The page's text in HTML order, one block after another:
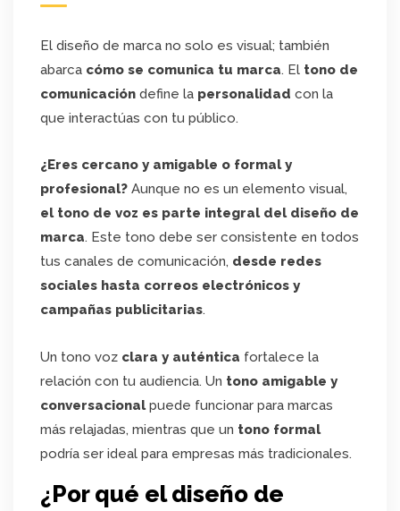
El diseño de marca no solo es visual; también
abarca cómo se comunica tu marca. El tono de
comunicación define la personalidad con la
que interactúas con tu público.
¿Eres cercano y amigable o formal y
profesional? Aunque no es un elemento visual,
el tono de voz es parte integral del diseño de
marca. Este tono debe ser consistente en todos
tus canales de comunicación, desde redes
sociales hasta correos electrónicos y
campañas publicitarias.
Un tono voz clara y auténtica fortalece la
relación con tu audiencia. Un tono amigable y
conversacionalpuede funcionar para marcas
más relajadas, mientras que un tono formal
podría ser ideal para empresas más tradicionales.
¿Por qué el diseño de